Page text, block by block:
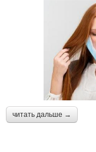
читать дальше →